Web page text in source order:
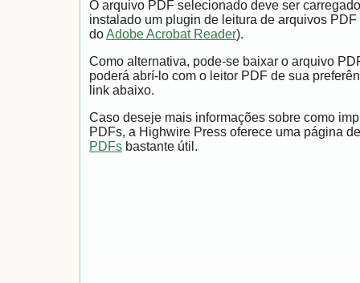
O arquivo PDF selecionado deve ser
instalado um plugin de leitura de arquivos
doAdobe Acrobat Reader).
Como alternativa, pode-se baixar o arquivo
poderá abrí-lo com o leitor PDF de sua
link abaixo.
Caso deseje mais informações sobre como
PDFs, a Highwire Press oferece uma página
PDFs bastante útil.